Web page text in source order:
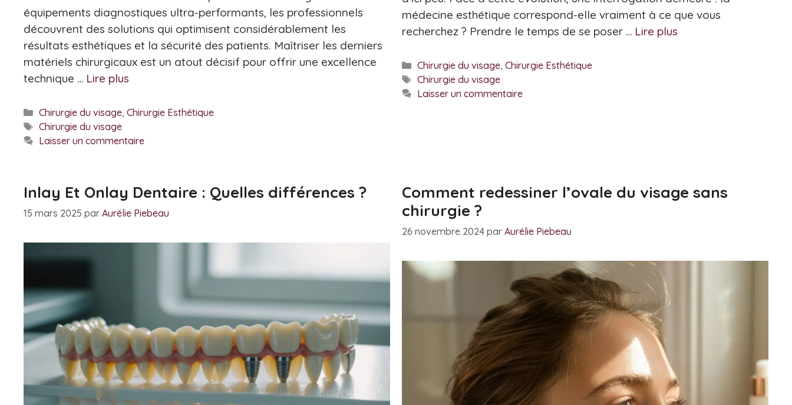
équipements diagnostiques ultra-performants, les professionnels
découvrent des solutions qui optimisent considérablement les
résultats esthétiques et la sécurité des patients. Maîtriser les derniers
matériels chirurgicaux est un atout décisif pour offrir une excellence
technique … Lire plus
Catégories
Chirurgie du visage, Chirurgie Esthétique
Étiquettes
Chirurgie du visage
Laisser un commentaire
médecine esthétique correspond-elle vraiment à ce que vous
recherchez ? Prendre le temps de se poser … Lire plus
Catégories
Chirurgie du visage, Chirurgie Esthétique
Étiquettes
Chirurgie du visage
Laisser un commentaire
Inlay Et Onlay Dentaire : Quelles différences ?
15 mars 2025 par Aurélie Piebeau
Comment redessiner l’ovale du visage sans
chirurgie ?
26 novembre 2024 par Aurélie Piebeau